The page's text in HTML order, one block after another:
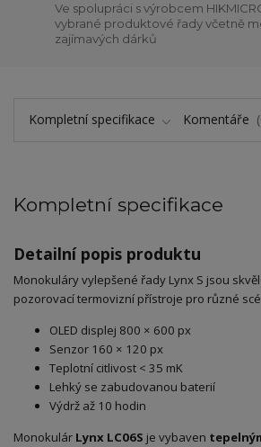
Ve spolupráci s výrobcem
vybrané produktové řady včetně
zajímavých dárků
Kompletní specifikace Komentáře
Kompletní specifikace
Detailní popis produktu
Monokuláry vylepšené řady Lynx S jsou
pozorovací termovizní přístroje pro různé
OLED displej 800 × 600 px
Senzor 160 × 120 px
Teplotní citlivost < 35 mK
Lehký se zabudovanou baterií
Výdrž až 10 hodin
Monokulár Lynx LC06S je vybaven